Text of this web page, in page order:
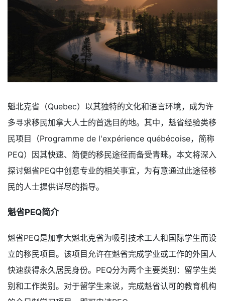
魁北克省（Quebec）以其独特的文化和语言环境，成为许
多寻求移民加拿大人士的首选目的地。其中，魁省经验类移
民项目（Programme de l'expérience québécoise，简称
PEQ）因其快速、简便的移民途径而备受青睐。本文将深入
探讨魁省PEQ中创意专业的相关事宜，为有意通过此途径移
民的人士提供详尽的指导。
魁省PEQ简介
魁省PEQ是加拿大魁北克省为吸引技术工人和国际学生而设
立的移民项目。该项目允许在魁省完成学业或工作的外国人
快速获得永久居民身份。PEQ分为两个主要类别：留学生类
别和工作类别。对于留学生来说，完成魁省认可的教育机构